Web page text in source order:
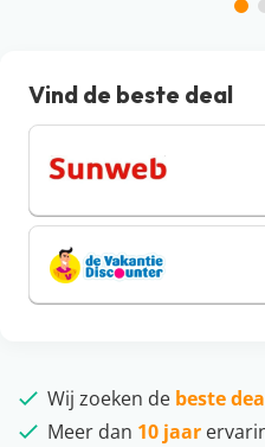
Vind de beste deal
Wij zoeken de beste
Meer dan 10 jaar